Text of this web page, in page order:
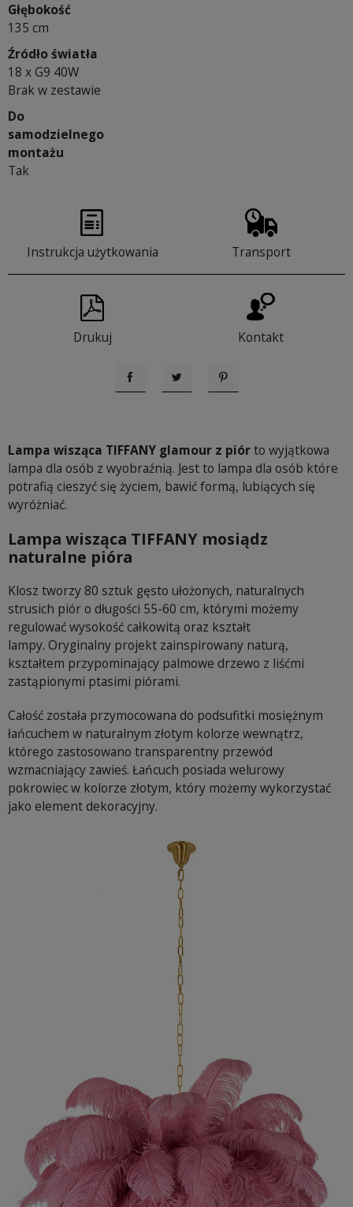
Głębokość
135 cm
Źródło światła
18 x G9 40W
Brak w zestawie
Do
samodzielnego
montażu
Tak
Instrukcja użytkowania Transport
Drukuj Kontakt
UdostępnijTweetujPinterest
Lampa wisząca TIFFANY glamour z piórto wyjątkowa
lampa dla osób z wyobraźnią. Jest to lampa dla osób które
potrafią cieszyć się życiem, bawić formą, lubiących się
wyróżniać.
Lampa wisząca TIFFANY mosiądz
naturalne pióra
Klosz tworzy 80 sztuk gęsto ułożonych, naturalnych
strusich piór o długości 55-60 cm, którymi możemy
regulować wysokość całkowitą oraz kształt
lampy. Oryginalny projekt zainspirowany naturą,
kształtem przypominający palmowe drzewo z liśćmi
zastąpionymi ptasimi piórami.
Całość została przymocowana do podsufitki mosiężnym
łańcuchem w naturalnym złotym kolorze wewnątrz,
którego zastosowano transparentny przewód
wzmacniający zawieś. Łańcuch posiada welurowy
pokrowiec w kolorze złotym, który możemy wykorzystać
jako element dekoracyjny.